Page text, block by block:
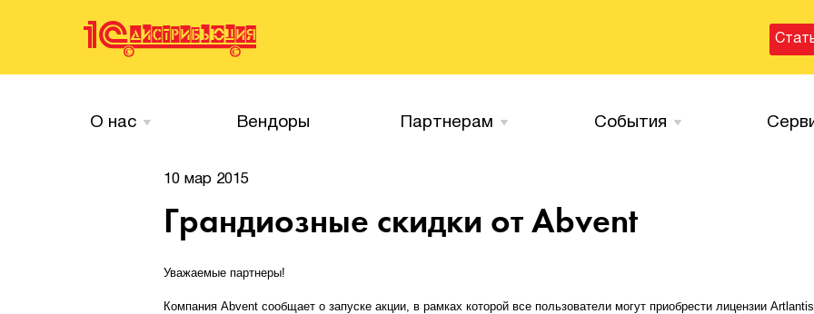
О нас Вендоры Партнерам События
10 мар 2015
Грандиозные скидки от Abvent
Уважаемые партнеры!
Компания Abvent сообщает о запуске акции, в рамках которой все пользователи могут приобрести лицензии